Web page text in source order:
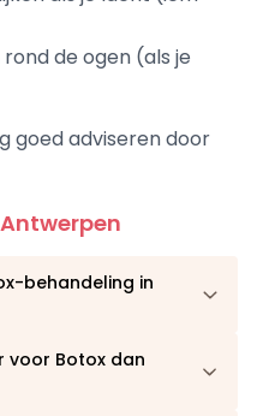
de ogen (als je
goed adviseren door
behandeling in
voor Botox dan